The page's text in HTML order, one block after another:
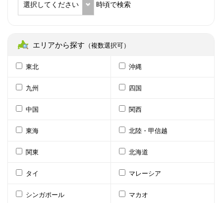
選択してください 時頃で検索
エリアから探す （複数選択可）
東北 沖縄
九州 四国
中国 関西
東海 北陸・甲信越
関東 北海道
タイ マレーシア
シンガポール マカオ